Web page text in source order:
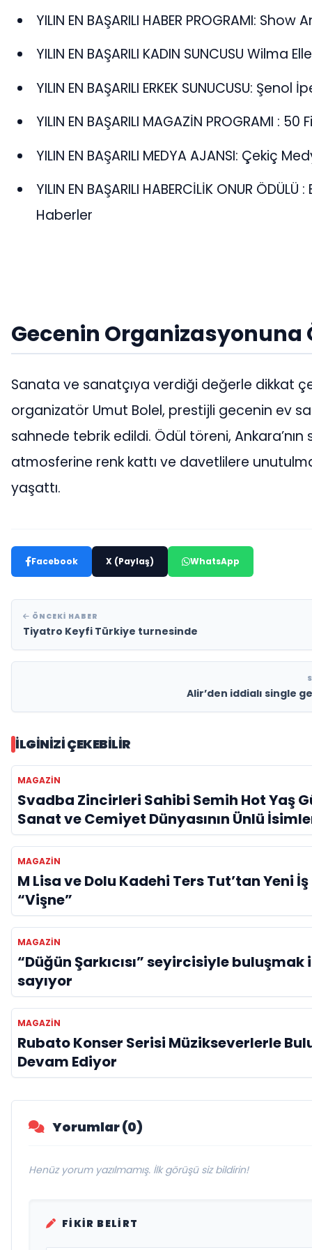
YILIN EN BAŞARILI HABER PROGRAMI: Show
YILIN EN BAŞARILI KADIN SUNCUSU Wilma
YILIN EN BAŞARILI ERKEK SUNUCUSU: Şenol
YILIN EN BAŞARILI MAGAZİN PROGRAMI : 50
YILIN EN BAŞARILI MEDYA AJANSI: Çekiç
YILIN EN BAŞARILI HABERCİLİK ONUR ÖDÜLÜ
Haberler
Gecenin Organizasyonuna
Sanata ve sanatçıya verdiği değerle dikkat
organizatör Umut Bolel, prestijli gecenin ev
sahnede tebrik edildi. Ödül töreni,
atmosferine renk kattı ve davetlilere
yaşattı.
Facebook X (Paylaş) WhatsApp
ÖNCEKI HABER
Tiyatro Keyfi Türkiye turnesinde
Alir’den iddialı single
İLGINIZI ÇEKEBILIR
MAGAZIN
Svadba Zincirleri Sahibi Semih Hot Yaş
Sanat ve Cemiyet Dünyasının Ünlü
Kutladı!
MAGAZIN
M Lisa ve Dolu Kadehi Ters Tut’tan Yeni
“Vişne”
MAGAZIN
“Düğün Şarkıcısı” seyircisiyle buluşmak
sayıyor
MAGAZIN
Rubato Konser Serisi Müzikseverlerle
Devam Ediyor
Yorumlar (0)
Henüz yorum yazılmamış. İlk görüşü siz bildirin!
FIKIR BELIRT